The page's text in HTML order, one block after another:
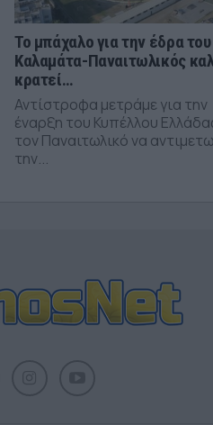
Το μπάχαλο για την έδρα του
Καλαμάτα-Παναιτωλικός
κρατεί…
Αντίστροφα μετράμε για την
έναρξη του Κυπέλλου
τον Παναιτωλικό να
την...